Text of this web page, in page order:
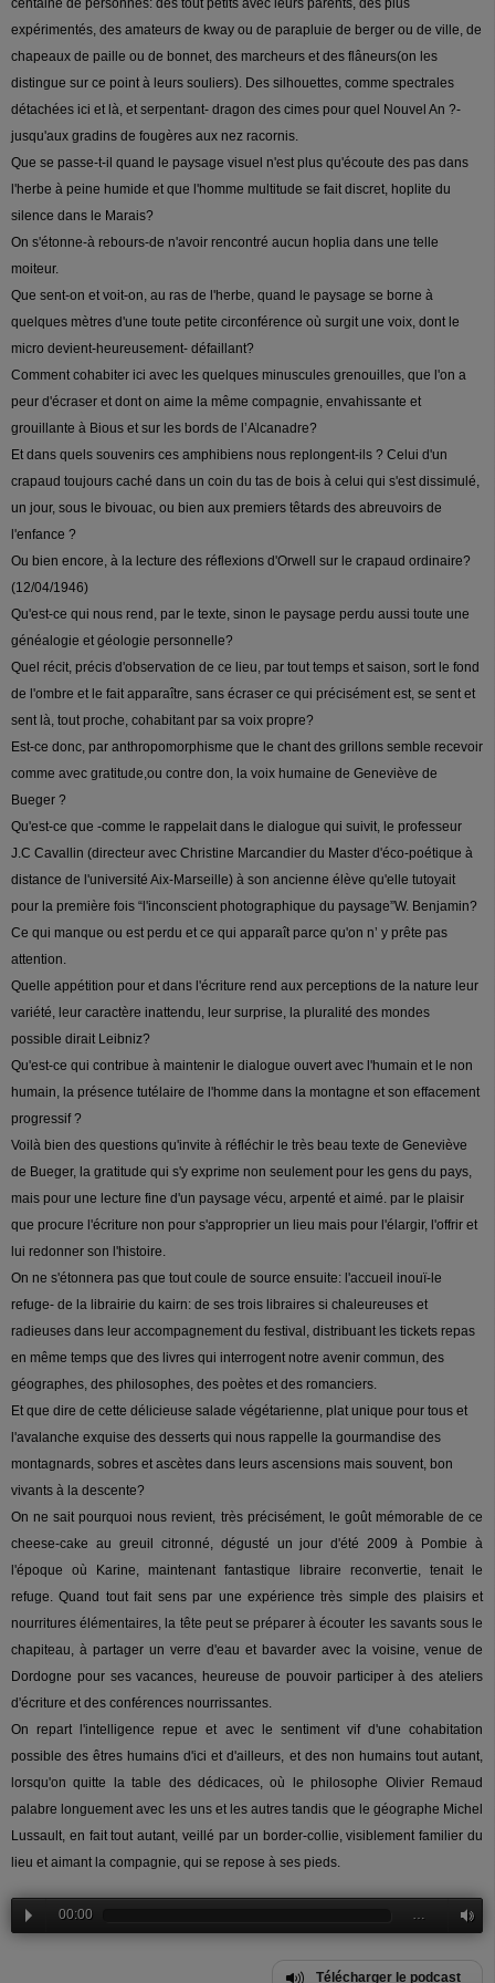
centaine de personnes: des tout petits avec leurs parents, des plus
expérimentés, des amateurs de kway ou de parapluie de berger ou de ville, de
chapeaux de paille ou de bonnet, des marcheurs et des flâneurs(on les
distingue sur ce point à leurs souliers). Des silhouettes, comme spectrales
détachées ici et là, et serpentant- dragon des cimes pour quel Nouvel An ?-
jusqu'aux gradins de fougères aux nez racornis.
Que se passe-t-il quand le paysage visuel n'est plus qu'écoute des pas dans
l'herbe à peine humide et que l'homme multitude se fait discret, hoplite du
silence dans le Marais?
On s'étonne-à rebours-de n'avoir rencontré aucun hoplia dans une telle
moiteur.
Que sent-on et voit-on, au ras de l'herbe, quand le paysage se borne à
quelques mètres d'une toute petite circonférence où surgit une voix, dont le
micro devient-heureusement- défaillant?
Comment cohabiter ici avec les quelques minuscules grenouilles, que l'on a
peur d'écraser et dont on aime la même compagnie, envahissante et
grouillante à Bious et sur les bords de l’Alcanadre?
Et dans quels souvenirs ces amphibiens nous replongent-ils ? Celui d'un
crapaud toujours caché dans un coin du tas de bois à celui qui s'est dissimulé,
un jour, sous le bivouac, ou bien aux premiers têtards des abreuvoirs de
l'enfance ?
Ou bien encore, à la lecture des réflexions d'Orwell sur le crapaud ordinaire?
(12/04/1946)
Qu'est-ce qui nous rend, par le texte, sinon le paysage perdu aussi toute une
généalogie et géologie personnelle?
Quel récit, précis d'observation de ce lieu, par tout temps et saison, sort le fond
de l'ombre et le fait apparaître, sans écraser ce qui précisément est, se sent et
sent là, tout proche, cohabitant par sa voix propre?
Est-ce donc, par anthropomorphisme que le chant des grillons semble recevoir
comme avec gratitude,ou contre don, la voix humaine de Geneviève de
Bueger ?
Qu'est-ce que -comme le rappelait dans le dialogue qui suivit, le professeur
J.C Cavallin (directeur avec Christine Marcandier du Master d'éco-poétique à
distance de l'université Aix-Marseille) à son ancienne élève qu'elle tutoyait
pour la première fois “l'inconscient photographique du paysage”W. Benjamin?
Ce qui manque ou est perdu et ce qui apparaît parce qu'on n’ y prête pas
attention.
Quelle appétition pour et dans l'écriture rend aux perceptions de la nature leur
variété, leur caractère inattendu, leur surprise, la pluralité des mondes
possible dirait Leibniz?
Qu'est-ce qui contribue à maintenir le dialogue ouvert avec l'humain et le non
humain, la présence tutélaire de l'homme dans la montagne et son effacement
progressif ?
Voilà bien des questions qu'invite à réfléchir le très beau texte de Geneviève
de Bueger, la gratitude qui s'y exprime non seulement pour les gens du pays,
mais pour une lecture fine d'un paysage vécu, arpenté et aimé. par le plaisir
que procure l'écriture non pour s'approprier un lieu mais pour l'élargir, l'offrir et
lui redonner son l'histoire.
On ne s'étonnera pas que tout coule de source ensuite: l'accueil inouï-le
refuge- de la librairie du kairn: de ses trois libraires si chaleureuses et
radieuses dans leur accompagnement du festival, distribuant les tickets repas
en même temps que des livres qui interrogent notre avenir commun, des
géographes, des philosophes, des poètes et des romanciers.
Et que dire de cette délicieuse salade végétarienne, plat unique pour tous et
l'avalanche exquise des desserts qui nous rappelle la gourmandise des
montagnards, sobres et ascètes dans leurs ascensions mais souvent, bon
vivants à la descente?
On ne sait pourquoi nous revient, très précisément, le goût mémorable de ce
cheese-cake au greuil citronné, dégusté un jour d'été 2009 à Pombie à
l'époque où Karine, maintenant fantastique libraire reconvertie, tenait le
refuge. Quand tout fait sens par une expérience très simple des plaisirs et
nourritures élémentaires, la tête peut se préparer à écouter les savants sous le
chapiteau, à partager un verre d'eau et bavarder avec la voisine, venue de
Dordogne pour ses vacances, heureuse de pouvoir participer à des ateliers
d'écriture et des conférences nourrissantes.
On repart l'intelligence repue et avec le sentiment vif d'une cohabitation
possible des êtres humains d'ici et d'ailleurs, et des non humains tout autant,
lorsqu'on quitte la table des dédicaces, où le philosophe Olivier Remaud
palabre longuement avec les uns et les autres tandis que le géographe Michel
Lussault, en fait tout autant, veillé par un border-collie, visiblement familier du
lieu et aimant la compagnie, qui se repose à ses pieds.
00:00 …
Télécharger le podcast